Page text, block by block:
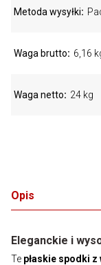
Opis
Eleganckie i
Te płaskie spodki
Metoda wysyłki
Waga brutto 6,16
Waga netto 24 kg